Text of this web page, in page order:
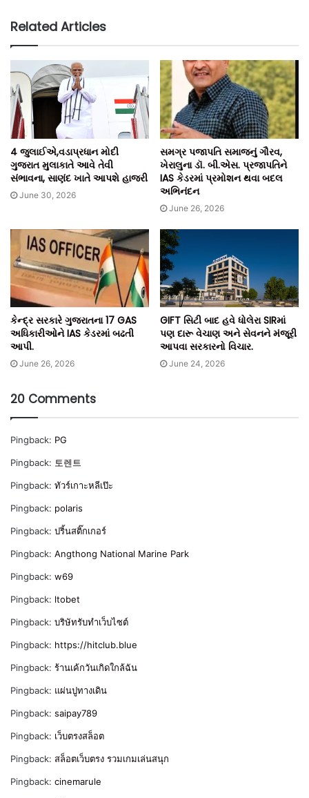
Related Articles
4 જુલાઈએ,વડાપ્રધાન મોદી
ગુજરાત મુલાકાતે આવે તેવી
સંભાવના, સાણંદ ખાતે આપશે હાજરી
June 30, 2026
સમગ્ર પજાપતિ સમાજનું ગૌરવ,
ખેરાલુના ડૉ. બી.એસ. પ્રજાપતિને
IAS કેડરમાં પ્રમોશન થવા બદલ
અભિનંદન
June 26, 2026
કેન્દ્ર સરકારે ગુજરાતના 17 GAS
અધિકારીઓને IAS કેડરમાં બઢતી
આપી.
June 26, 2026
GIFT સિટી બાદ હવે ધોલેરા SIRમાં
પણ દારૂ વેચાણ અને સેવનને મંજૂરી
આપવા સરકારનો વિચાર.
June 24, 2026
20 Comments
Pingback: PG
Pingback: 토렌트
Pingback: ทัวร์เกาะหลีเป๊ะ
Pingback: polaris
Pingback: ปริ้นสติ๊กเกอร์
Pingback: Angthong National Marine Park
Pingback: w69
Pingback: ltobet
Pingback: บริษัทรับทำเว็บไซต์
Pingback: https://hitclub.blue
Pingback: ร้านเค้กวันเกิดใกล้ฉัน
Pingback: แผ่นปูทางเดิน
Pingback: saipay789
Pingback: เว็บตรงสล็อต
Pingback: สล็อตเว็บตรง รวมเกมเล่นสนุก
Pingback: cinemarule